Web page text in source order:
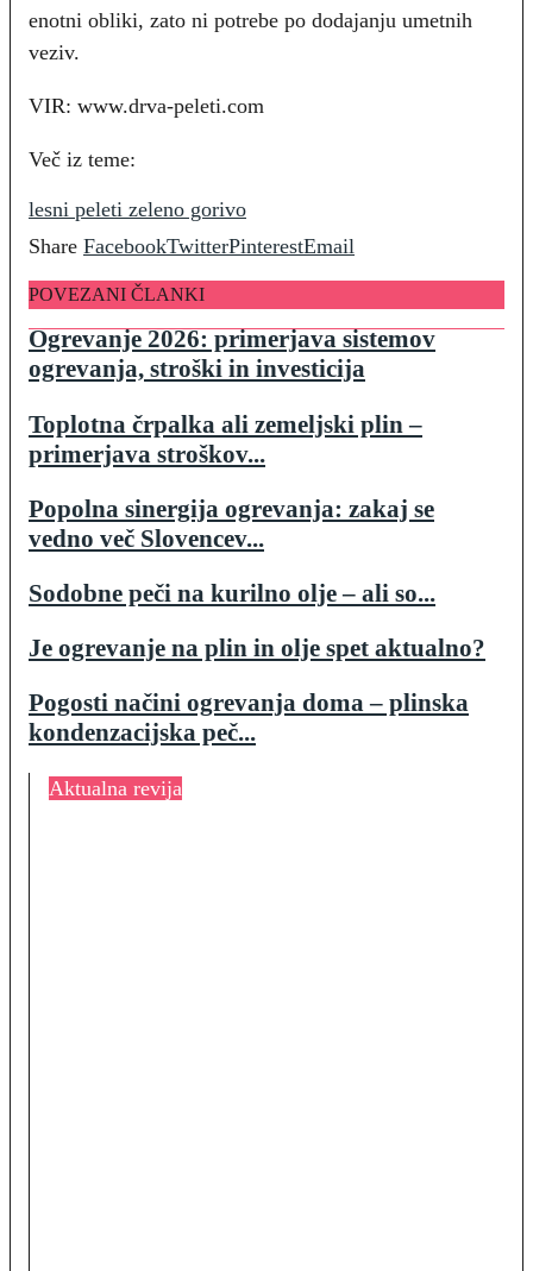
enotni obliki, zato ni potrebe po dodajanju umetnih
veziv.
VIR: www.drva-peleti.com
Več iz teme:
lesni peleti zeleno gorivo
Share FacebookTwitterPinterestEmail
POVEZANI ČLANKI
Ogrevanje 2026: primerjava sistemov
ogrevanja, stroški in investicija
Toplotna črpalka ali zemeljski plin –
primerjava stroškov...
Popolna sinergija ogrevanja: zakaj se
vedno več Slovencev...
Sodobne peči na kurilno olje – ali so...
Je ogrevanje na plin in olje spet aktualno?
Pogosti načini ogrevanja doma – plinska
kondenzacijska peč...
Aktualna revija